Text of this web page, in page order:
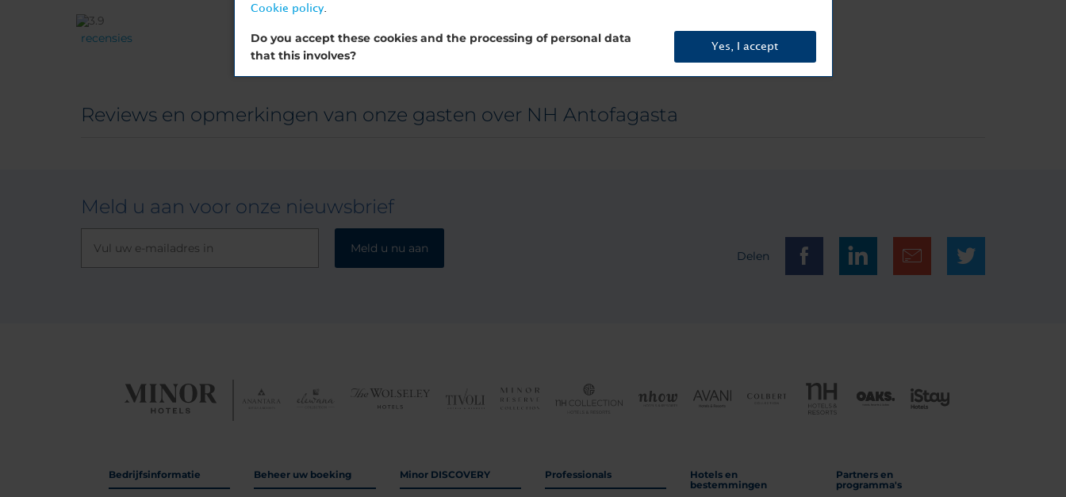
recensies
Reviews en opmerkingen van onze gasten over NH Antofagasta
Meld u aan voor onze nieuwsbrief
Meld u nu aan
Delen
Bedrijfsinformatie Beheer uw boeking Minor DISCOVERY Professionals
Hotels en
bestemmingen
Partners en
programma's
Cookie policy.
Do you accept these cookies and the processing of personal data
that this involves?
Yes, I accept